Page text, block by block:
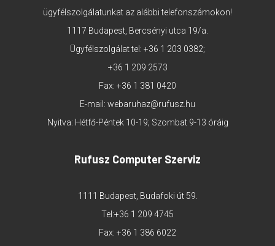
ügyfélszolgálatunkat az alábbi telefonszámokon!
1117 Budapest, Bercsényi utca 19/a.
Ügyfélszolgálat tel: +36 1 203 0382;
+36 1 209 2573
Fax: +36 1 381 0420
E-mail: webaruhaz@rufusz.hu
Nyitva: Hétfő-Péntek 10-19; Szombat 9-13 óráig
Rufusz Computer Szerviz
1111 Budapest, Budafoki út 59.
Tel:+36 1 209 4745
Fax: +36 1 386 6022